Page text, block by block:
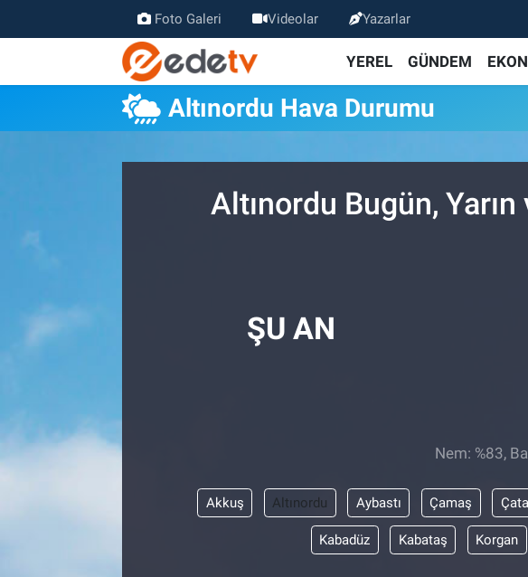
Foto Galeri Videolar Yazarlar
YEREL GÜNDEM
Altınordu Hava Durumu
Altınordu Bugün,
ŞU AN
Nem: %83,
Akkuş Altınordu Aybastı Çamaş
Kabadüz Kabataş Korgan